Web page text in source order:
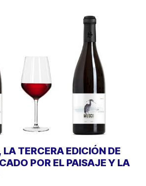
TERCERA EDICIÓN DE
POR EL PAISAJE Y LA